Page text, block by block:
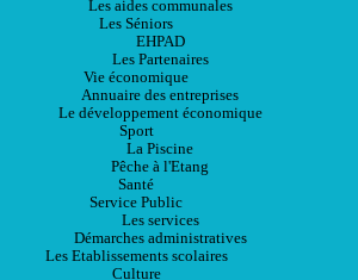
Les aides communales
Les Séniors
EHPAD
Les Partenaires
Vie économique
Annuaire des entreprises
Le développement économique
Sport
La Piscine
Pêche à l'Etang
Santé
Service Public
Les services
Démarches administratives
Les Etablissements scolaires
Culture